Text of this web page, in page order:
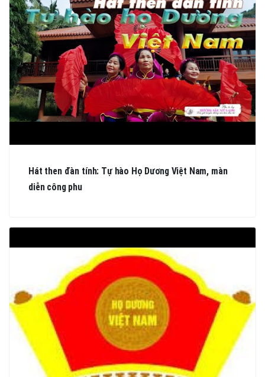
Hát then đàn tính: Tự hào Họ Dương Việt Nam, màn
diễn công phu